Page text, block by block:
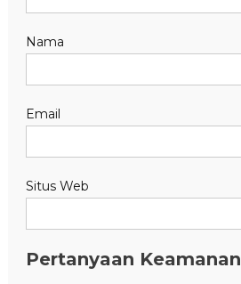
Nama
Email
Situs Web
Pertanyaan Keamanan